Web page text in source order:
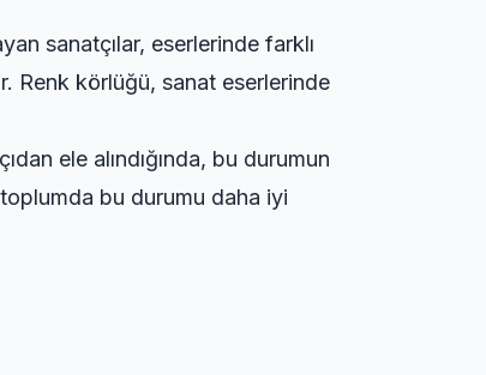
sanatçılar, eserlerinde farklı
Renk körlüğü, sanat eserlerinde
ele alındığında, bu durumun
bu durumu daha iyi